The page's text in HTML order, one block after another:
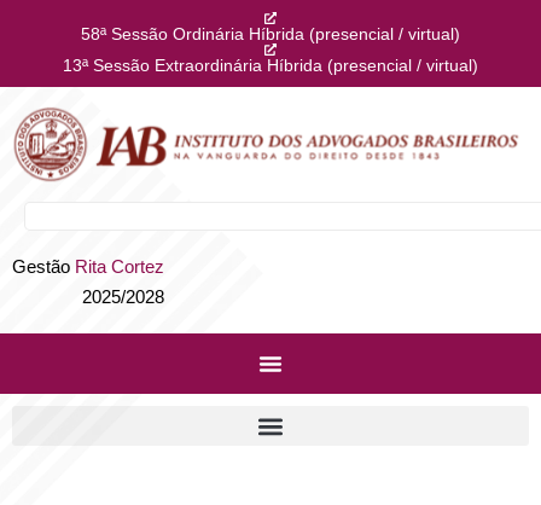
58ª Sessão Ordinária Híbrida (presencial / virtual)
13ª Sessão Extraordinária Híbrida (presencial / virtual)
Gestão Rita Cortez
2025/2028